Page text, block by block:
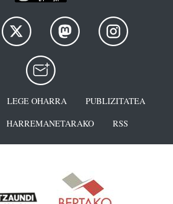
LEGE OHARRA
PUBLIZITATEA
HARREMANETARAKO RSS